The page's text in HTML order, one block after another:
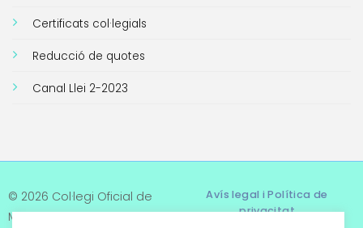
Certificats col·legials
Reducció de quotes
Canal Llei 2-2023
© 2026 Col·legi Oficial de
Metges de Tarragona. Tots
Avís legal i Política de
privacitat